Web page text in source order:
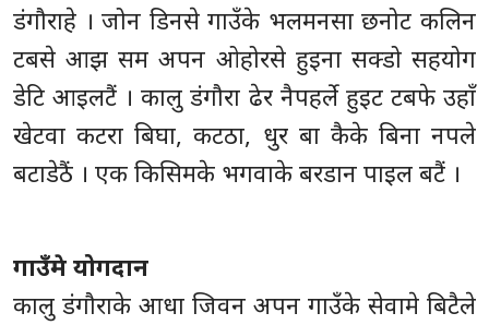
डंगौराहे । जोन डिनसे गाउँके भलमनसा छनोट कलिन
टबसे आझ सम अपन ओहोरसे हुइना सक्डो सहयोग
डेटि आइलटैं । कालु डंगौरा ढेर नैपहर्ले हुइट टबफे उहाँ
खेटवा कटरा बिघा, कटठा, धुर बा कैके बिना नपले
बटाडेठैं । एक किसिमके भगवाके बरडान पाइल बटैं ।
गाउँमे योगदान
कालु डंगौराके आधा जिवन अपन गाउँके सेवामे बिटैले